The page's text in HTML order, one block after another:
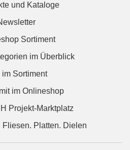
und Kataloge
Sortiment
im Überblick
im Sortiment
im Onlineshop
Projekt-Marktplatz
Fliesen. Platten. Dielen